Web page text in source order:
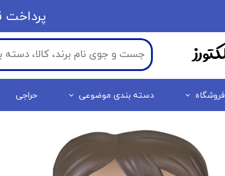
فروشگاه دسته بندی موضوعی حراجی